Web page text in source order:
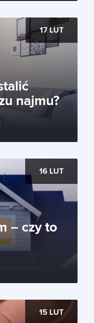
17 LUT
najmu?
16 LUT
– czy to
15 LUT